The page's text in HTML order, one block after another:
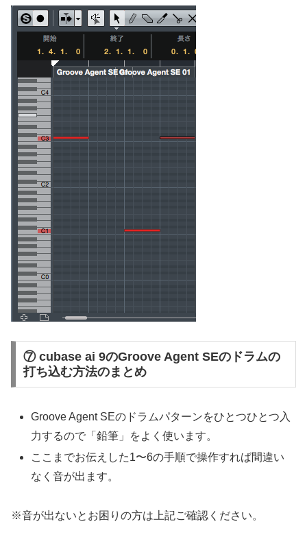
⑦ cubase ai 9のGroove Agent SEのドラムの
打ち込む方法のまとめ
Groove Agent SEのドラムパターンをひとつひとつ入
力するので「鉛筆」をよく使います。
ここまでお伝えした1〜6の手順で操作すれば間違い
なく音が出ます。
※音が出ないとお困りの方は上記ご確認ください。